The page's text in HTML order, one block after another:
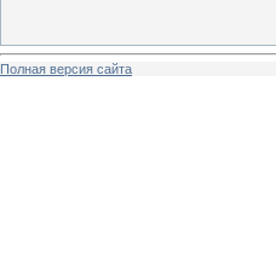
Полная версия сайта